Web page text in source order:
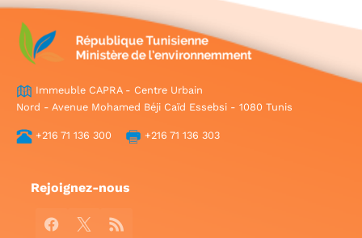
Immeuble CAPRA - Centre Urbain
Nord - Avenue Mohamed Béji Caïd Essebsi - 1080 Tunis
+216 71 136 300 +216 71 136 303
Rejoignez-nous
Facebook
X RSS